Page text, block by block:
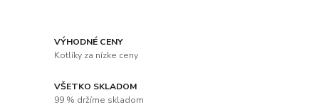
VÝHODNÉ CENY
Kotlíky za nízke ceny
VŠETKO SKLADOM
99 % držíme skladom